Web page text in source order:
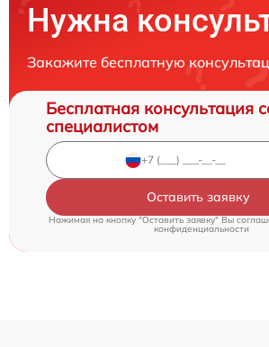
Нужна
Закажите бесплатную
Бесплатная консультация
специалистом
Оставить заявку
Нажимая на кнопку "Оставить заявку" Вы
конфиденциальности